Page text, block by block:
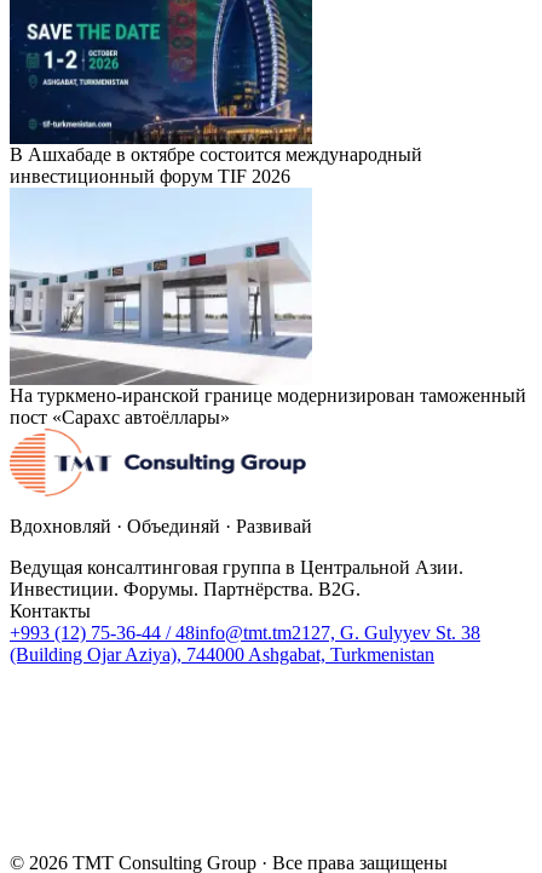
В Ашхабаде в октябре состоится международный
инвестиционный форум TIF 2026
На туркмено-иранской границе модернизирован таможенный
пост «Сарахс автоёллары»
Вдохновляй · Объединяй · Развивай
Ведущая консалтинговая группа в Центральной Азии.
Инвестиции. Форумы. Партнёрства. B2G.
Контакты
+993 (12) 75-36-44 / 48info@tmt.tm2127, G. Gulyyev St. 38
(Building Ojar Aziya), 744000 Ashgabat, Turkmenistan
© 2026 TMT Consulting Group · Все права защищены